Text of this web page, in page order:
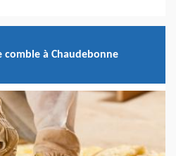
comble à Chaudebonne